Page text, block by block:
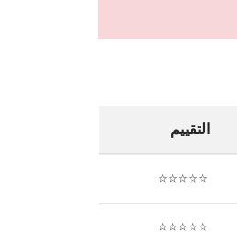
التقييم
⭐⭐⭐⭐⭐
⭐⭐⭐⭐⭐